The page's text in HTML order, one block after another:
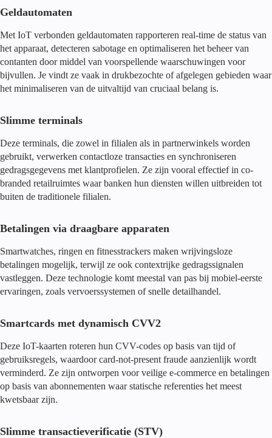
Geldautomaten
Met IoT verbonden geldautomaten rapporteren real-time de status van
het apparaat, detecteren sabotage en optimaliseren het beheer van
contanten door middel van voorspellende waarschuwingen voor
bijvullen. Je vindt ze vaak in drukbezochte of afgelegen gebieden waar
het minimaliseren van de uitvaltijd van cruciaal belang is.
Slimme terminals
Deze terminals, die zowel in filialen als in partnerwinkels worden
gebruikt, verwerken contactloze transacties en synchroniseren
gedragsgegevens met klantprofielen. Ze zijn vooral effectief in co-
branded retailruimtes waar banken hun diensten willen uitbreiden tot
buiten de traditionele filialen.
Betalingen via draagbare apparaten
Smartwatches, ringen en fitnesstrackers maken wrijvingsloze
betalingen mogelijk, terwijl ze ook contextrijke gedragssignalen
vastleggen. Deze technologie komt meestal van pas bij mobiel-eerste
ervaringen, zoals vervoerssystemen of snelle detailhandel.
Smartcards met dynamisch CVV2
Deze IoT-kaarten roteren hun CVV-codes op basis van tijd of
gebruiksregels, waardoor card-not-present fraude aanzienlijk wordt
verminderd. Ze zijn ontworpen voor veilige e-commerce en betalingen
op basis van abonnementen waar statische referenties het meest
kwetsbaar zijn.
Slimme transactieverificatie (STV)